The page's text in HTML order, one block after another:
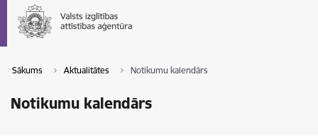
Sākums Aktualitātes Notikumu kalendārs
Notikumu kalendārs